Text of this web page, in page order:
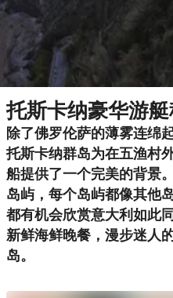
托斯卡纳豪华游
除了佛罗伦萨的薄雾连绵
托斯卡纳群岛为在五渔村
船提供了一个完美的背景
岛屿，每个岛屿都像其他
都有机会欣赏意大利如此
新鲜海鲜晚餐，漫步迷人
岛。